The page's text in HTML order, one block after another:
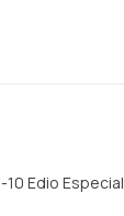
Edio Especial